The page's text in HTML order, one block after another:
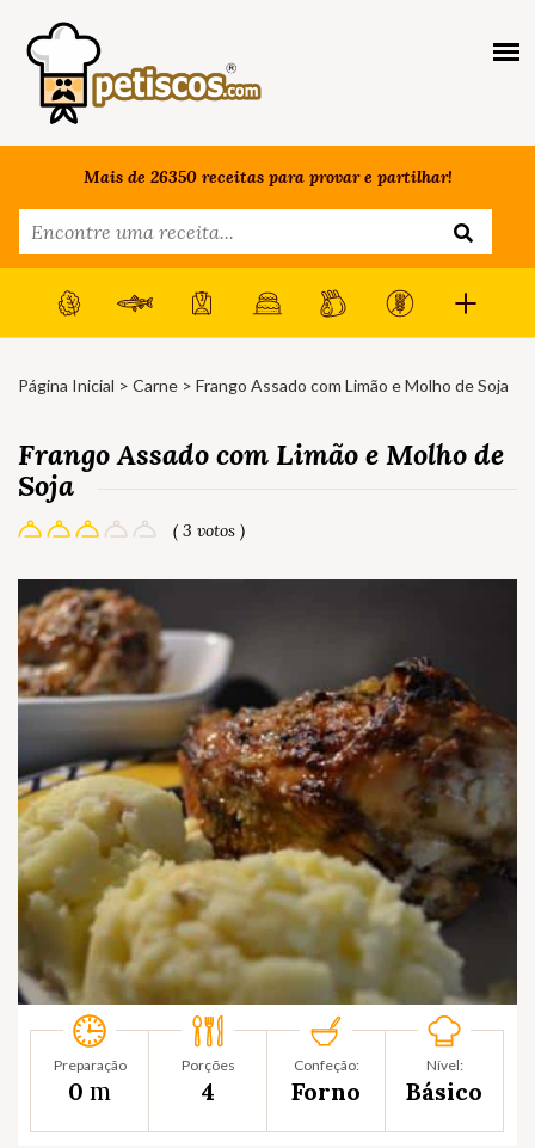
Mais de 26350 receitas para provar e partilhar!
Página Inicial > Carne > Frango Assado com Limão e Molho de Soja
Frango Assado com Limão e Molho de
Soja
( 3 votos )
Preparação
0 m
Porções
4
Confeção:
Forno
Nível:
Básico